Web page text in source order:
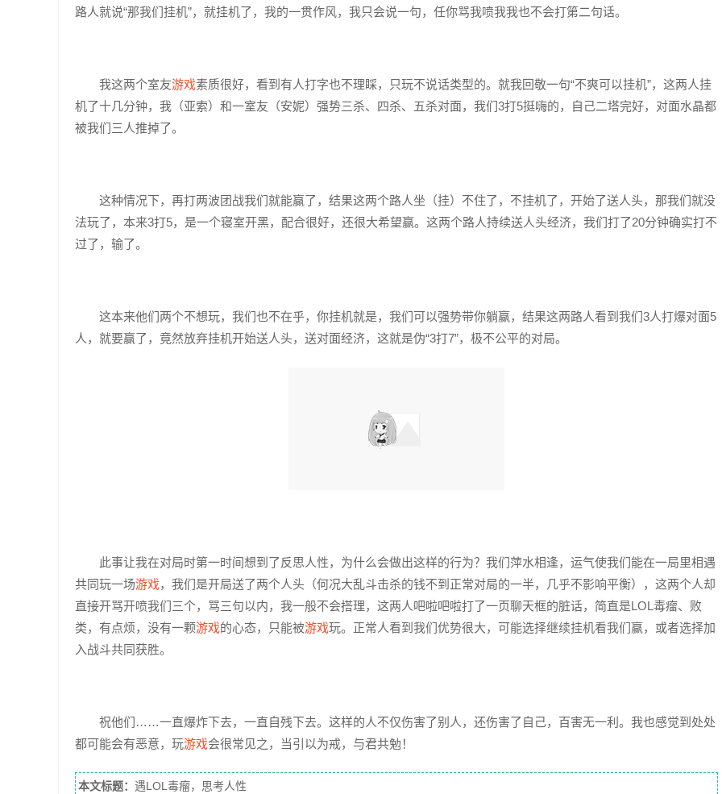
路人就说“那我们挂机”，就挂机了，我的一贯作风，我只会说一句，任你骂我喷我我也不会打第二句话。
我这两个室友游戏素质很好，看到有人打字也不理睬，只玩不说话类型的。就我回敬一句“不爽可以挂机”，这两人挂
机了十几分钟，我（亚索）和一室友（安妮）强势三杀、四杀、五杀对面，我们3打5挺嗨的，自己二塔完好，对面水晶都
被我们三人推掉了。
这种情况下，再打两波团战我们就能赢了，结果这两个路人坐（挂）不住了，不挂机了，开始了送人头，那我们就没
法玩了，本来3打5，是一个寝室开黑，配合很好，还很大希望赢。这两个路人持续送人头经济，我们打了20分钟确实打不
过了，输了。
这本来他们两个不想玩，我们也不在乎，你挂机就是，我们可以强势带你躺赢，结果这两路人看到我们3人打爆对面5
人，就要赢了，竟然放弃挂机开始送人头，送对面经济，这就是伪“3打7”，极不公平的对局。
此事让我在对局时第一时间想到了反思人性，为什么会做出这样的行为？我们萍水相逢，运气使我们能在一局里相遇
共同玩一场游戏，我们是开局送了两个人头（何况大乱斗击杀的钱不到正常对局的一半，几乎不影响平衡），这两个人却
直接开骂开喷我们三个，骂三句以内，我一般不会搭理，这两人吧啦吧啦打了一页聊天框的脏话，简直是LOL毒瘤、败
类，有点烦，没有一颗游戏的心态，只能被游戏玩。正常人看到我们优势很大，可能选择继续挂机看我们赢，或者选择加
入战斗共同获胜。
祝他们……一直爆炸下去，一直自残下去。这样的人不仅伤害了别人，还伤害了自己，百害无一利。我也感觉到处处
都可能会有恶意，玩游戏会很常见之，当引以为戒，与君共勉！
本文标题： 遇LOL毒瘤，思考人性